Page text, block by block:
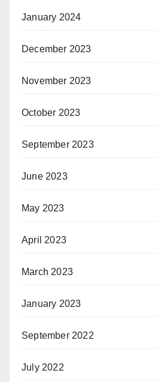
January 2024
December 2023
November 2023
October 2023
September 2023
June 2023
May 2023
April 2023
March 2023
January 2023
September 2022
July 2022